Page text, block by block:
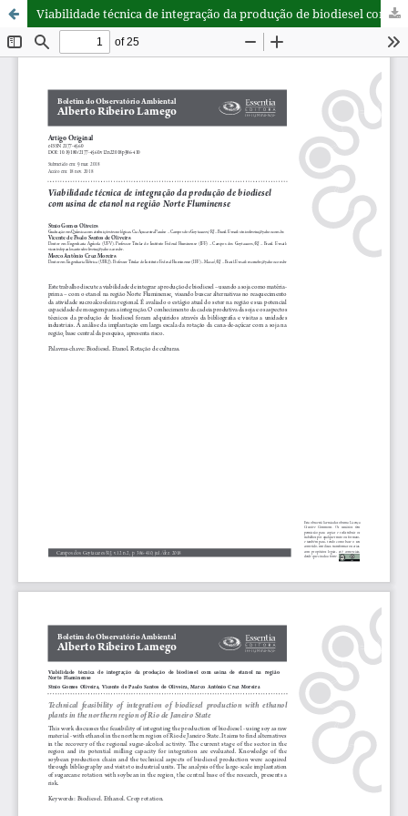
Viabilidade técnica de integração da produção de biodiesel com usina de etanol na região Norte Fluminense